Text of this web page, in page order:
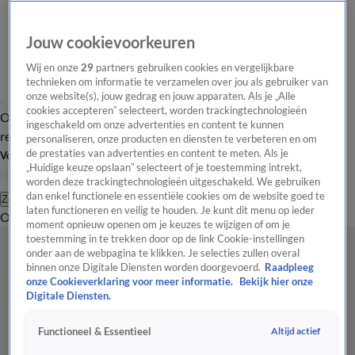
Overzicht Laatste nieuws Regionieuws Het beste van Hart
Tip de
redactie
Volg Hart van Nederland
Zoeken
OverzichtRegioUitzendingenWeerTip de redactiePanelVideo's
Jouw cookievoorkeuren
Wij en onze29 partners gebruiken cookies en vergelijkbare
technieken om informatie te verzamelen over jou als gebruiker van
onze website(s), jouw gedrag en jouw apparaten. Als je „Alle
cookies accepteren” selecteert, worden trackingtechnologieën
ingeschakeld om onze advertenties en content te kunnen
personaliseren, onze producten en diensten te verbeteren en om
de prestaties van advertenties en content te meten. Als je
„Huidige keuze opslaan” selecteert of je toestemming intrekt,
worden deze trackingtechnologieën uitgeschakeld. We gebruiken
dan enkel functionele en essentiële cookies om de website goed te
laten functioneren en veilig te houden. Je kunt dit menu op ieder
moment opnieuw openen om je keuzes te wijzigen of om je
toestemming in te trekken door op de link Cookie-instellingen
onder aan de webpagina te klikken. Je selecties zullen overal
binnen onze Digitale Diensten worden doorgevoerd. Raadpleeg
onze Cookieverklaring voor meer informatie.
Bekijk hier onze
Digitale Diensten.
Functioneel & Essentieel Altijd actief